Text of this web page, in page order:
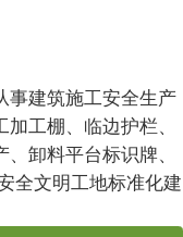
事建筑施工安全生产
工棚、临边护栏、
卸料平台标识牌、
全文明工地标准化建